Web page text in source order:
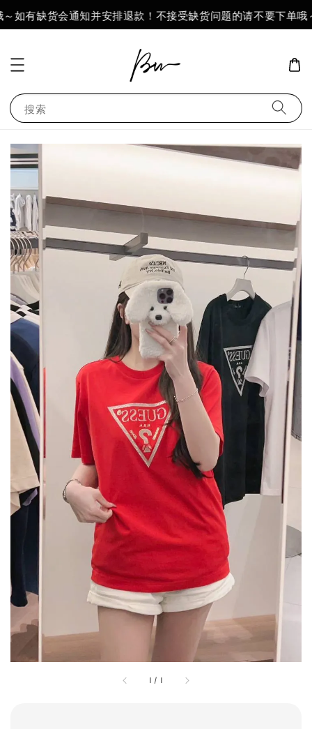
有缺货会通知并安排退款！不接受缺货问题的请不要下单哦～
搜索
1 / 1